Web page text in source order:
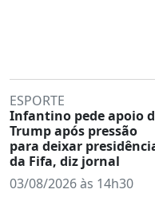
ESPORTE
Infantino pede apoio
Trump após pressão
para deixar
da Fifa, diz jornal
03/08/2026 às 14h30